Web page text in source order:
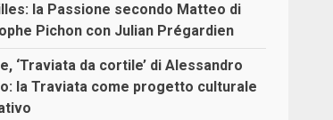
la Passione secondo Matteo di
Pichon con Julian Prégardien
‘Traviata da cortile’ di Alessandro
la Traviata come progetto culturale